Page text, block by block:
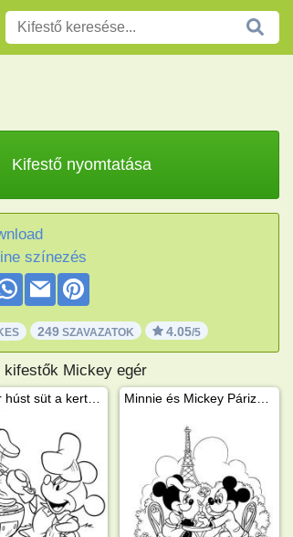
Kifestő nyomtatása
színezés
249SZAVAZATOK 4.05/5
kifestők Mickey egér
Mikiegér húst süt a kertben Minnie és Mickey Párizsban